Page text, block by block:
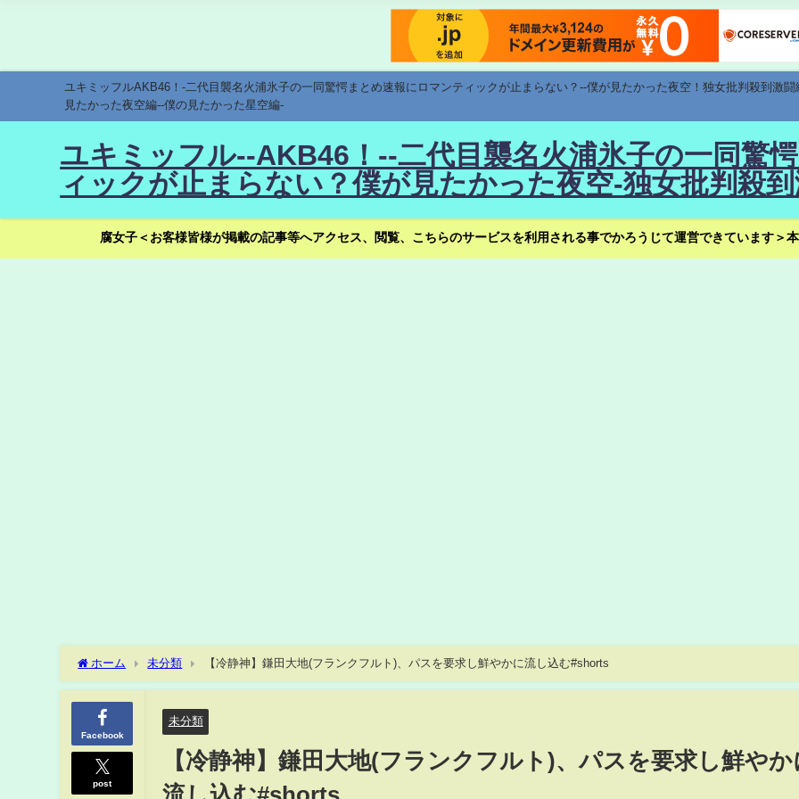
ユキミッフルAKB46！-二代目襲名火浦氷子の一同驚愕まとめ速報にロマンティックが止まらない？--僕が見たかった夜空！独女批判殺到激
見たかった夜空編--僕の見たかった星空編-
ユキミッフル--AKB46！--二代目襲名火浦氷子の一同驚
ィックが止まらない？僕が見たかった夜空-独女批判殺
腐女子＜お客様皆様が掲載の記事等へアクセス、閲覧、こちらのサービスを利用される事でかろうじて運営できています＞
ホーム 未分類 【冷静神】鎌田大地(フランクフルト)、パスを要求し鮮やかに流し込む#shorts
Facebook
post
未分類
【冷静神】鎌田大地(フランクフルト)、パスを要求し鮮やか